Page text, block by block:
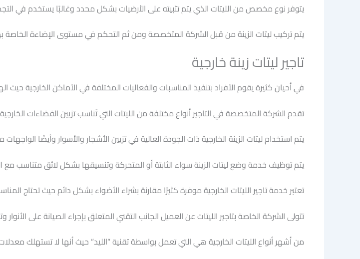
يتوفر نوع مخصص من الليتات الذي يتم تثبيته على الأرضيات بشكل محدد وغالبًا يستخدم في
يتم تركيب ليتات الزينة من قبل الشركة المتخصصة ومن ثم التحكم في مستوى الإضاءة الخاصة
تاجير ليتات زينة خارجية
في أحيان كثيرة يقوم الأفراد بتنفيذ المناسبات والفعاليات المختلفة في الأماكن الخارجية حيث
تقدم الشركة المتخصصة في التاجير أنواع مختلفة من الليتات التي تُناسب تزيين الفضاءات
يتم استخدام ليتات الزينة الخارجية ذات الجودة العالية في تزيين الأشجار والأسوار وأيضًا
يتم توظيف خدمة وضع ليتات الزينة سواء الثابتة أو المتحركة وتنسيقها بشكل لائق متناسب مع
تعتبر خدمة تاجير الليتات الخارجية موفرة كثيرًا مقارنة بشراء الأضواء بشكل دائم حيث تحتاج
تتولى الشركة الخاصة بتاجير الليتات عن العميل الجانب التقني المتعلق بإجراء الصيانة على الأنوار
من أشهر أنواع الليتات الخارجية هي التي تعمل بواسطة تقنية “الليد” حيث أنها لا تستهلك